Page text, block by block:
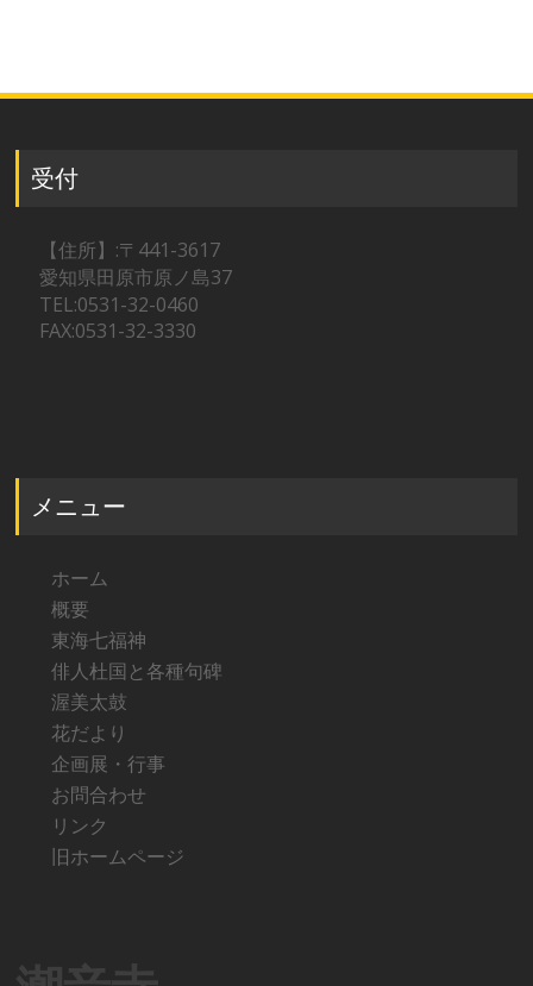
受付
【住所】:〒441-3617
愛知県田原市原ノ島37
TEL:0531-32-0460
FAX:0531-32-3330
メニュー
ホーム
概要
東海七福神
俳人杜国と各種句碑
渥美太鼓
花だより
企画展・行事
お問合わせ
リンク
旧ホームページ